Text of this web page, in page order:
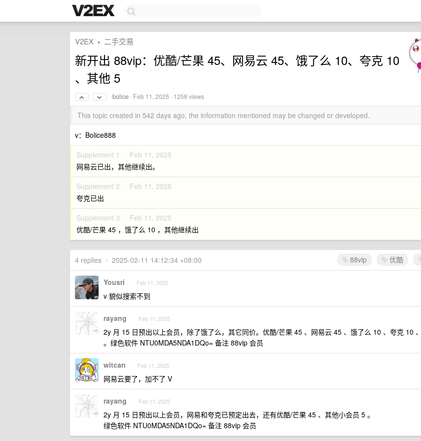
V2EX › 二手交易
新开出 88vip：优酷/芒果 45、网易云 45、饿了么 10、夸克 10
、其他 5
bolice · Feb 11, 2025 · 1258 views
This topic created in 542 days ago, the information mentioned may be changed or developed.
v：Bolice888
Supplement 1 · Feb 11, 2025
网易云已出，其他继续出。
Supplement 2 · Feb 11, 2025
夸克已出
Supplement 3 · Feb 11, 2025
优酷/芒果 45 ，饿了么 10 ，其他继续出
88vip 优酷
4 replies • 2025-02-11 14:12:34 +08:00
Yousri Feb 11, 2025
v 貌似搜索不到
rayang Feb 11, 2025
2y 月 15 日预出以上会员，除了饿了么，其它同价。优酷/芒果 45 、网易云 45 、饿了么 10 、夸克 10
。绿色软件 NTU0MDA5NDA1DQo= 备注 88vip 会员
witcan Feb 11, 2025
网易云要了，加不了 V
rayang Feb 11, 2025
2y 月 15 日预出以上会员，网易和夸克已预定出去，还有优酷/芒果 45 、其他小会员 5 。
绿色软件 NTU0MDA5NDA1DQo= 备注 88vip 会员